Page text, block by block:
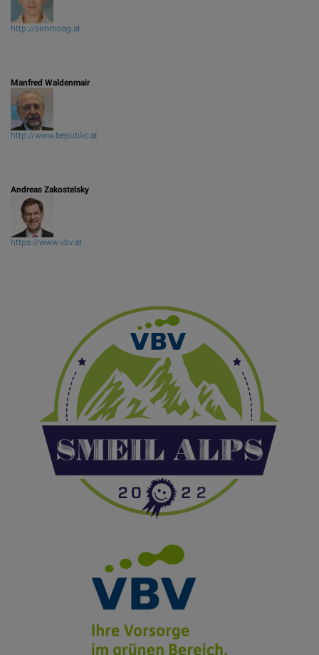
http://simmoag.at
Manfred Waldenmair
http://www.bepublic.at
Andreas Zakostelsky
https://www.vbv.at